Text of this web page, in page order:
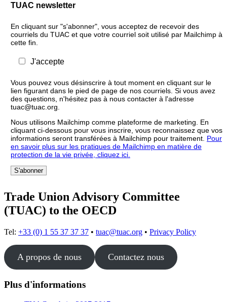
TUAC newsletter
En cliquant sur "s'abonner", vous acceptez de recevoir des
courriels du TUAC et que votre courriel soit utilisé par Mailchimp à
cette fin.
J'accepte
Vous pouvez vous désinscrire à tout moment en cliquant sur le
lien figurant dans le pied de page de nos courriels. Si vous avez
des questions, n'hésitez pas à nous contacter à l'adresse
tuac@tuac.org.
Nous utilisons Mailchimp comme plateforme de marketing. En
cliquant ci-dessous pour vous inscrire, vous reconnaissez que vos
informations seront transférées à Mailchimp pour traitement. Pour
en savoir plus sur les pratiques de Mailchimp en matière de
protection de la vie privée, cliquez ici.
Trade Union Advisory Committee
(TUAC) to the OECD
Tel: +33 (0) 1 55 37 37 37 • tuac@tuac.org • Privacy Policy
A propos de nous Contactez nous
Plus d'informations